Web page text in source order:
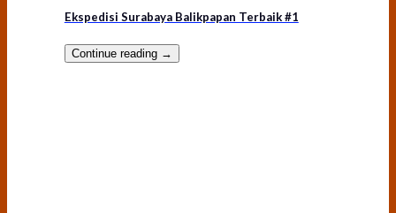
Ekspedisi Surabaya Balikpapan Terbaik #1
Continue reading →